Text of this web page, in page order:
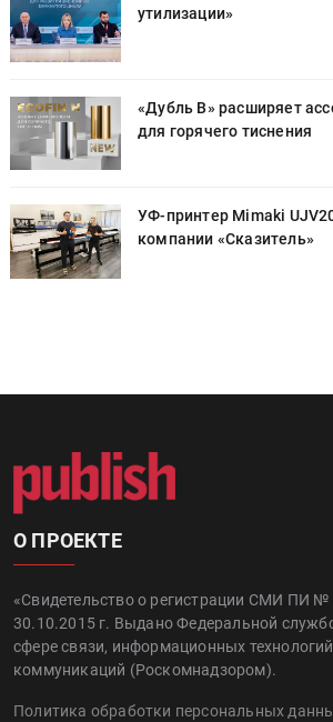
утилизации»
«Дубль В» расширяет
для горячего тиснения
УФ-принтер Mimaki
компании «Сказитель»
О ПРОЕКТЕ
«Свидетельство о регистрации СМИ ПИ
30.10.2015 г. Выдано Федеральной
сфере связи, информационных
коммуникаций (Роскомнадзором).
Политика обработки персональных